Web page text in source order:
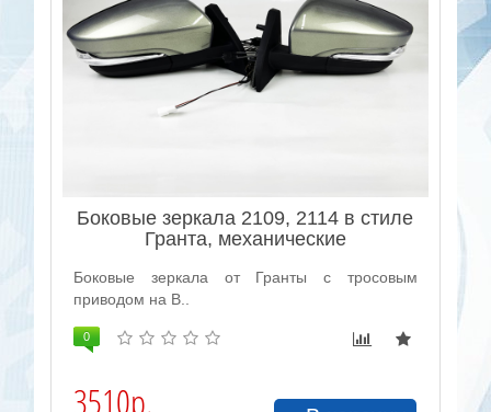
Боковые зеркала 2109, 2114 в стиле
Гранта, механические
Боковые зеркала от Гранты с тросовым
приводом на В..
0
3510р.